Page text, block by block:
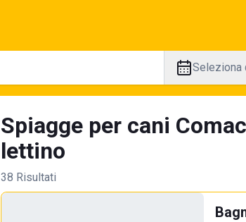
Seleziona
Spiagge per cani
lettino
38 Risultati